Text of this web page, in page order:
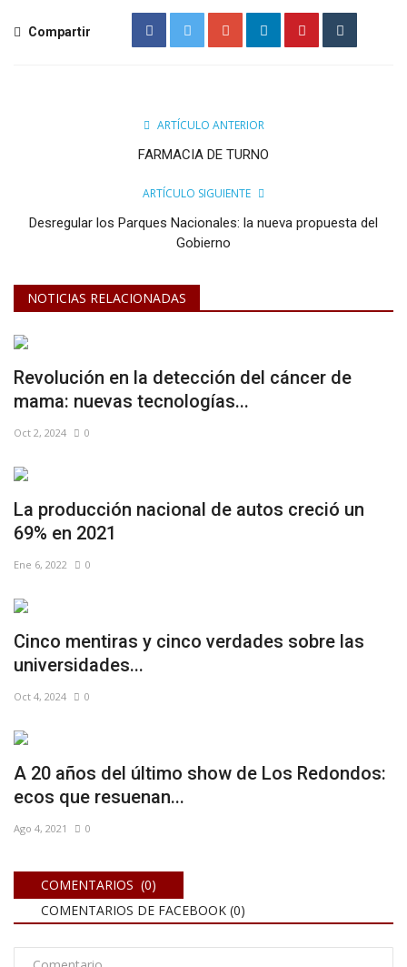
Compartir
ARTÍCULO ANTERIOR
FARMACIA DE TURNO
ARTÍCULO SIGUIENTE
Desregular los Parques Nacionales: la nueva propuesta del
Gobierno
NOTICIAS RELACIONADAS
Revolución en la detección del cáncer de
mama: nuevas tecnologías...
Oct 2, 2024 0
La producción nacional de autos creció un
69% en 2021
Ene 6, 2022 0
Cinco mentiras y cinco verdades sobre las
universidades...
Oct 4, 2024 0
A 20 años del último show de Los Redondos:
ecos que resuenan...
Ago 4, 2021 0
COMENTARIOS (0)
COMENTARIOS DE FACEBOOK (0)